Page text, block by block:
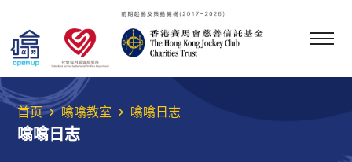
首页 噏噏教室 噏噏日志
噏噏日志